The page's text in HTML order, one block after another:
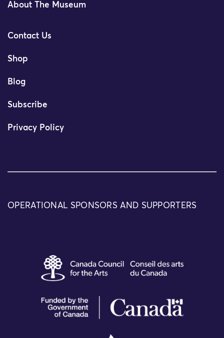
About The Museum
Contact Us
Shop
Blog
Subscribe
Privacy Policy
OPERATIONAL SPONSORS AND SUPPORTERS